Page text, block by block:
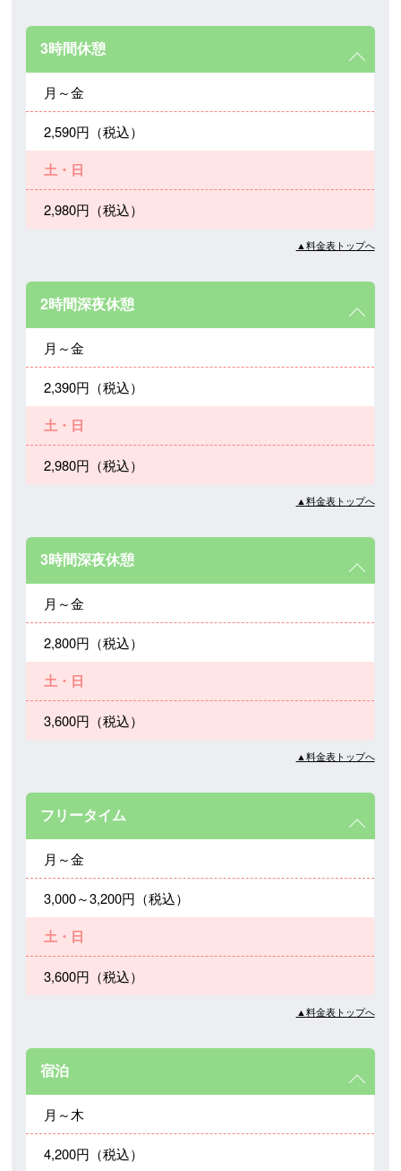
3時間休憩
月～金
2,590円（税込）
土・日
2,980円（税込）
▲料金表トップへ
2時間深夜休憩
月～金
2,390円（税込）
土・日
2,980円（税込）
▲料金表トップへ
3時間深夜休憩
月～金
2,800円（税込）
土・日
3,600円（税込）
▲料金表トップへ
フリータイム
月～金
3,000～3,200円（税込）
土・日
3,600円（税込）
▲料金表トップへ
宿泊
月～木
4,200円（税込）